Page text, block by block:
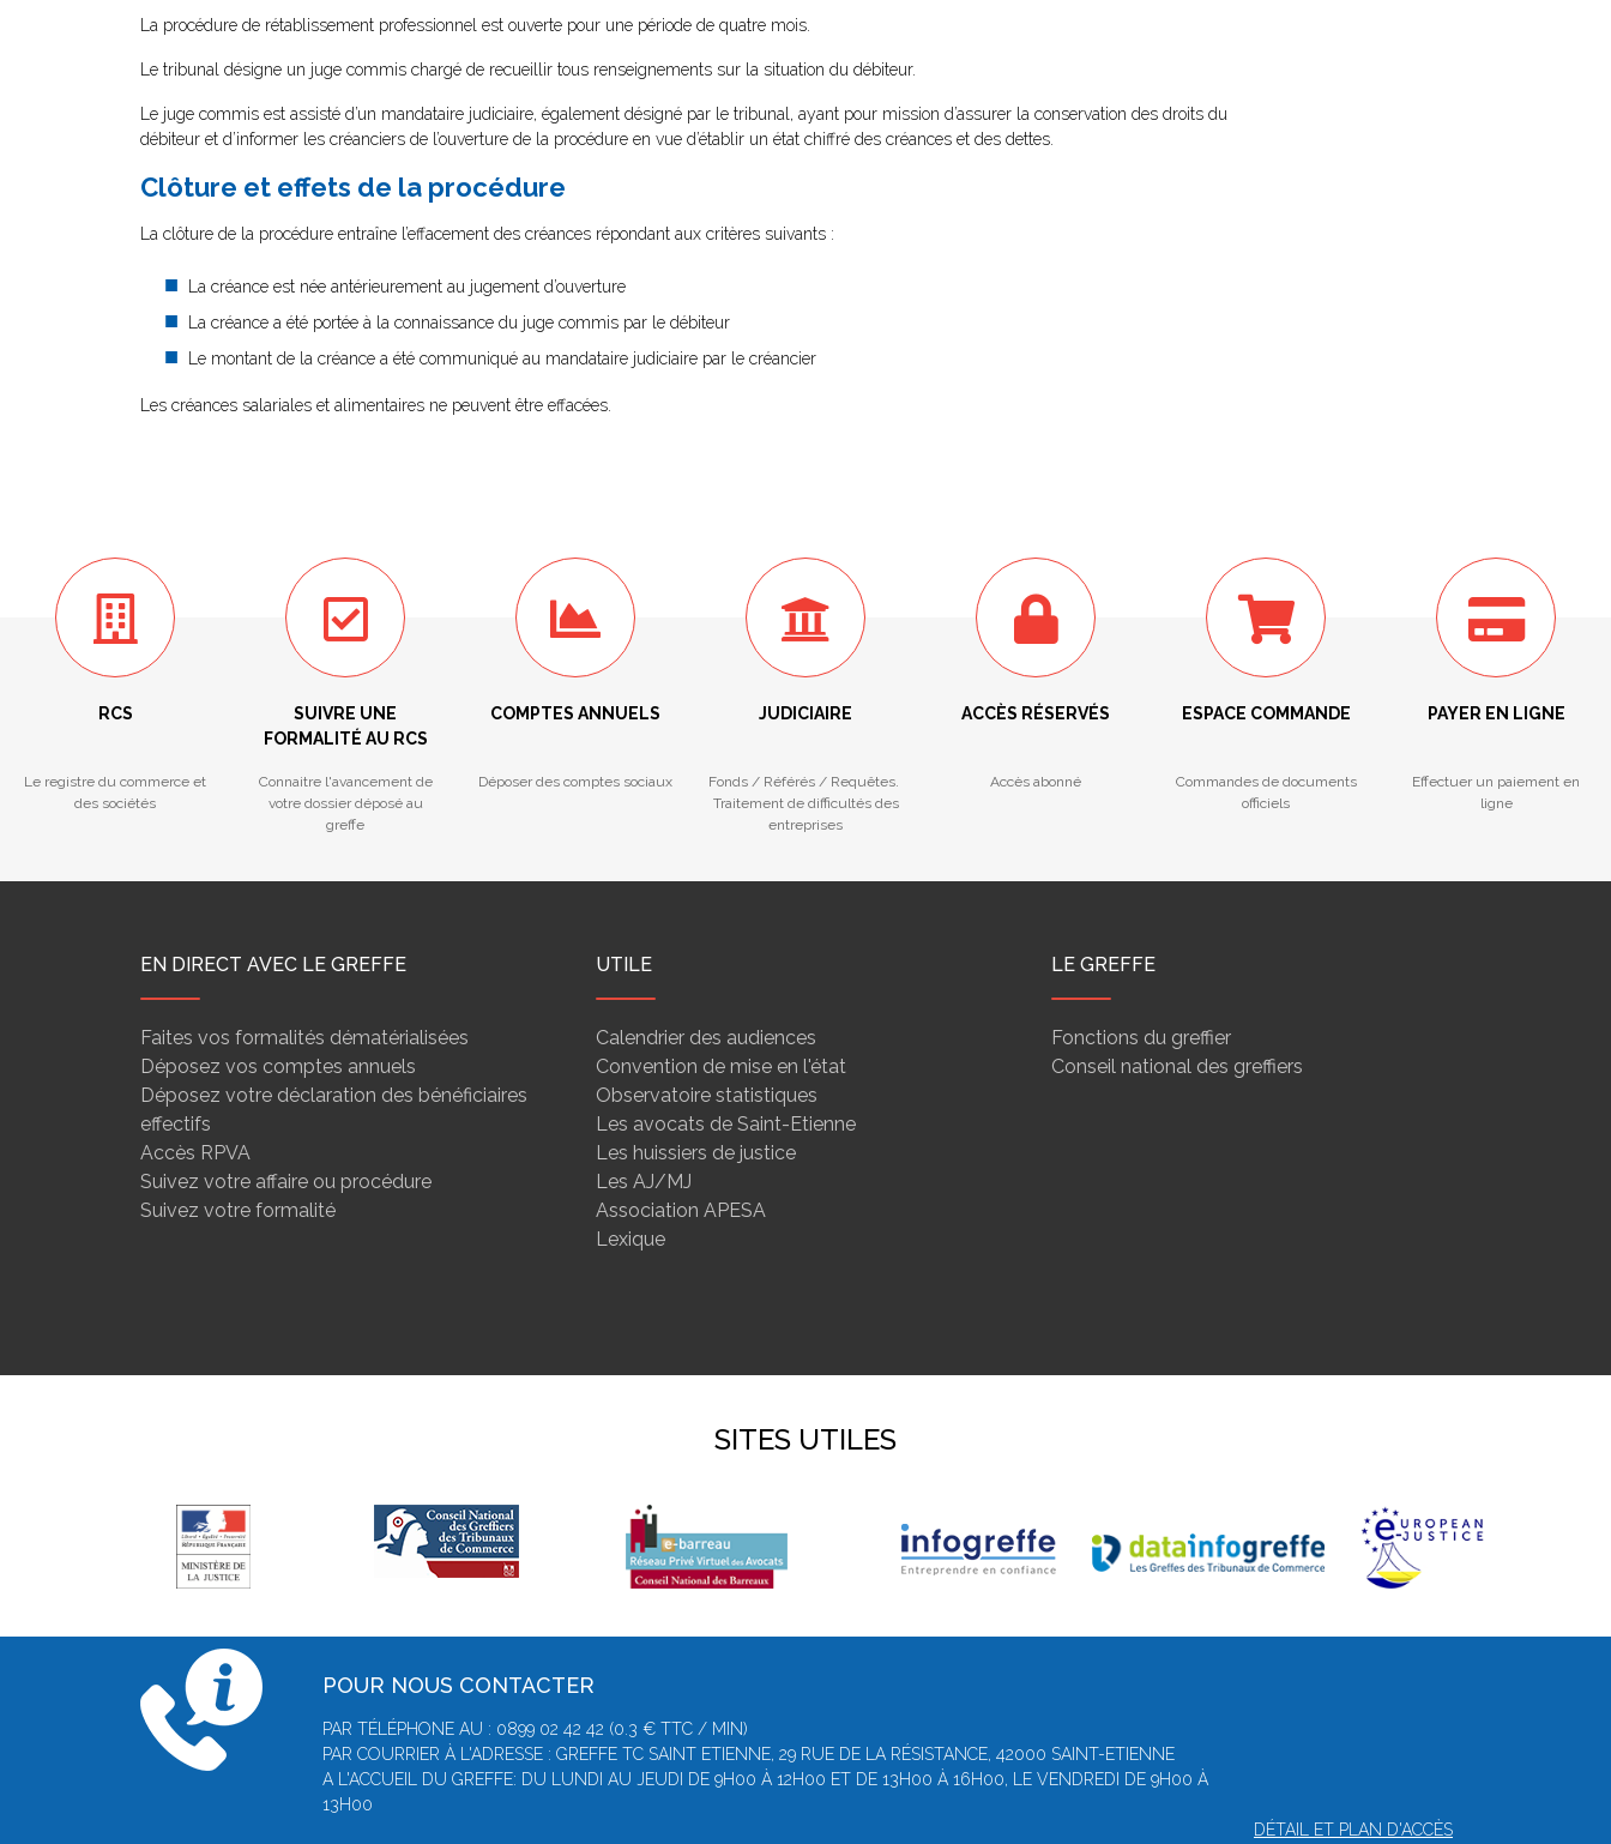
La procédure de rétablissement professionnel est ouverte pour une période de quatre mois.
Le tribunal désigne un juge commis chargé de recueillir tous renseignements sur la situation du débiteur.
Le juge commis est assisté d’un mandataire judiciaire, également désigné par le tribunal, ayant pour mission d’assurer la conservation des droits du
débiteur et d’informer les créanciers de l’ouverture de la procédure en vue d’établir un état chiffré des créances et des dettes.
Clôture et effets de la procédure
La clôture de la procédure entraîne l’effacement des créances répondant aux critères suivants :
La créance est née antérieurement au jugement d’ouverture
La créance a été portée à la connaissance du juge commis par le débiteur
Le montant de la créance a été communiqué au mandataire judiciaire par le créancier
Les créances salariales et alimentaires ne peuvent être effacées.
RCS
Le registre du commerce et
des sociétés
SUIVRE UNE
FORMALITÉ AU RCS
Connaitre l'avancement de
votre dossier déposé au
greffe
COMPTES ANNUELS
Déposer des comptes sociaux
JUDICIAIRE
Fonds / Référés / Requêtes.
Traitement de difficultés des
entreprises
ACCÈS RÉSERVÉS
Accès abonné
ESPACE COMMANDE
Commandes de documents
officiels
PAYER EN LIGNE
Effectuer un paiement en
ligne
EN DIRECT AVEC LE GREFFE
Faites vos formalités dématérialisées
Déposez vos comptes annuels
Déposez votre déclaration des bénéficiaires
effectifs
Accès RPVA
Suivez votre affaire ou procédure
Suivez votre formalité
UTILE
Calendrier des audiences
Convention de mise en l'état
Observatoire statistiques
Les avocats de Saint-Etienne
Les huissiers de justice
Les AJ/MJ
Association APESA
Lexique
LE GREFFE
Fonctions du greffier
Conseil national des greffiers
SITES UTILES
POUR NOUS CONTACTER
PAR TÉLÉPHONE AU : 0899 02 42 42 (0.3 € TTC / MIN)
PAR COURRIER À L'ADRESSE : GREFFE TC SAINT ETIENNE, 29 RUE DE LA RÉSISTANCE, 42000 SAINT-ETIENNE
A L'ACCUEIL DU GREFFE: DU LUNDI AU JEUDI DE 9H00 À 12H00 ET DE 13H00 À 16H00, LE VENDREDI DE 9H00 À
13H00
DÉTAIL ET PLAN D'ACCÈS